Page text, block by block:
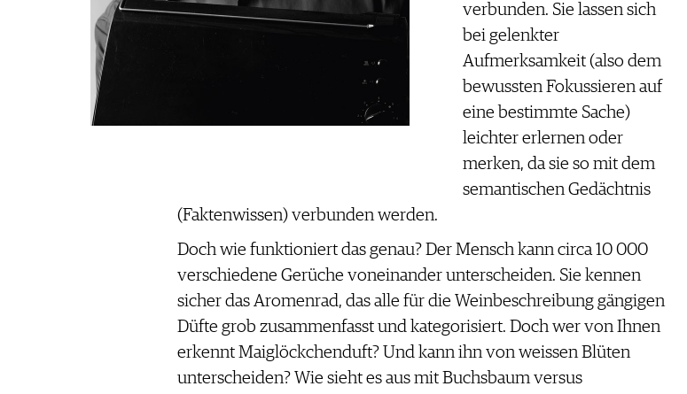
verbunden. Sie lassen sich
bei gelenkter
Aufmerksamkeit (also dem
bewussten Fokussieren auf
eine bestimmte Sache)
leichter erlernen oder
merken, da sie so mit dem
semantischen Gedächtnis
(Faktenwissen) verbunden werden.
Doch wie funktioniert das genau? Der Mensch kann circa 10 000
verschiedene Gerüche voneinander unterscheiden. Sie kennen
sicher das Aromenrad, das alle für die Weinbeschreibung gängigen
Düfte grob zusammenfasst und kategorisiert. Doch wer von Ihnen
erkennt Maiglöckchenduft? Und kann ihn von weissen Blüten
unterscheiden? Wie sieht es aus mit Buchsbaum versus